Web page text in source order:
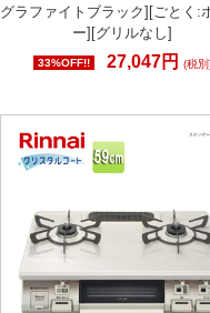
グラファイトブラック][ごとく:
ー][グリルなし]
33%OFF!! 27,047円 (税別